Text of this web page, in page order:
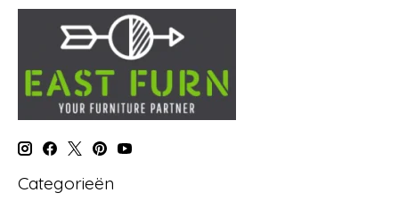
Categorieën